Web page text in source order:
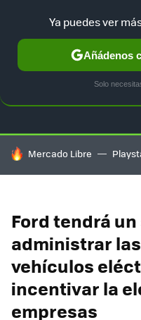
TESLA UBER AUTO
HOY SE HABLA DE
Mercado Libre
Ford tendrá
administrar
vehículos
incentivar la
empresas
Ya puedes ver
Añádenos
Solo